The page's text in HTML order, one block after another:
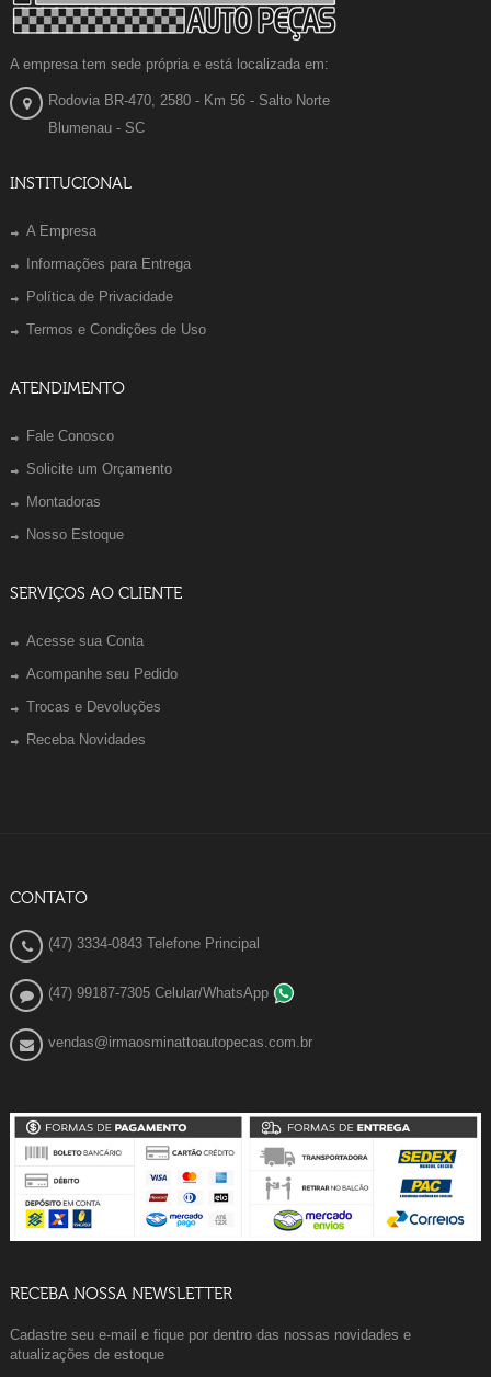
A empresa tem sede própria e está localizada em:
Rodovia BR-470, 2580 - Km 56 - Salto Norte
Blumenau - SC
INSTITUCIONAL
A Empresa
Informações para Entrega
Política de Privacidade
Termos e Condições de Uso
ATENDIMENTO
Fale Conosco
Solicite um Orçamento
Montadoras
Nosso Estoque
SERVIÇOS AO CLIENTE
Acesse sua Conta
Acompanhe seu Pedido
Trocas e Devoluções
Receba Novidades
CONTATO
(47) 3334-0843 Telefone Principal
(47) 99187-7305 Celular/WhatsApp
vendas@irmaosminattoautopecas.com.br
RECEBA NOSSA NEWSLETTER
Cadastre seu e-mail e fique por dentro das nossas novidades e
atualizações de estoque